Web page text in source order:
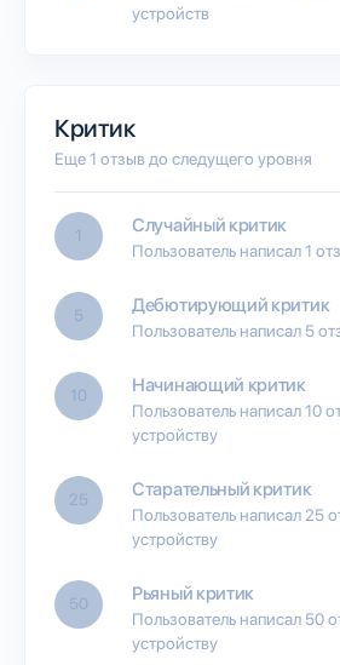
устройств
Критик
Еще 1 отзыв до следущего уровня
1 Случайный критик
Пользователь написал 1
5 Дебютирующий критик
Пользователь написал 5
10 Начинающий критик
Пользователь написал 10
устройству
25 Старательный критик
Пользователь написал 25
устройству
50 Рьяный критик
Пользователь написал 50
устройству